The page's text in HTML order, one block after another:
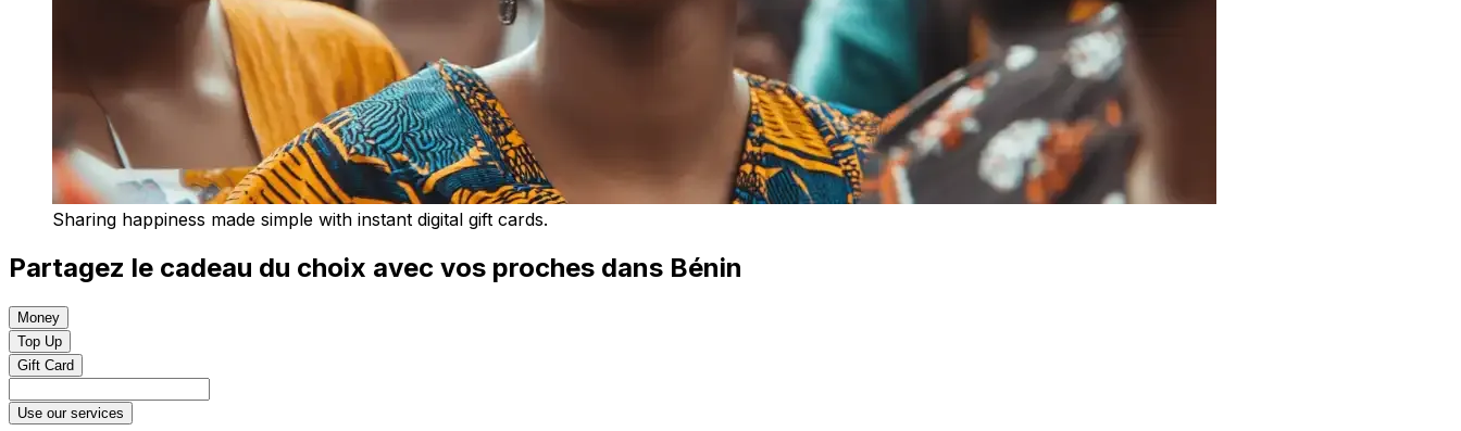
Sharing happiness made simple with instant digital gift cards.
Partagez le cadeau du choix avec vos proches dans Bénin
Money
Top Up
Gift Card
Use our services